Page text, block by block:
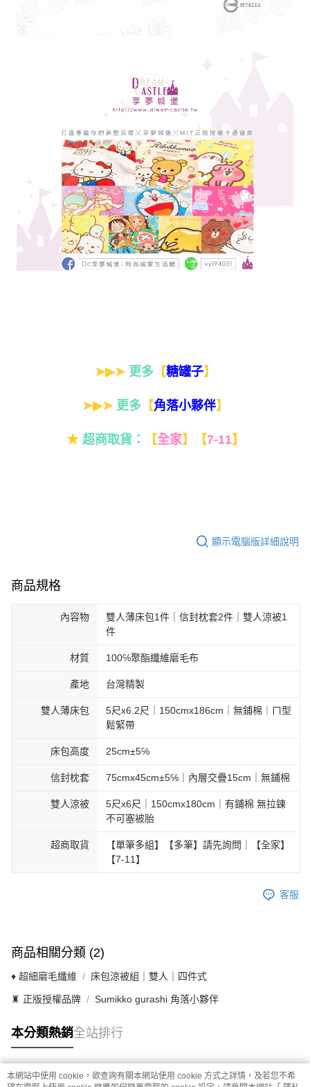
➤▶➤ 更多【糖罐子】
➤▶➤ 更多【角落小夥伴】
★ 超商取貨： 【全家】 【7-11】
顯示電腦版詳細說明
商品規格
內容物
雙人薄床包1件｜信封枕套2件｜雙人涼被1
件
材質 100℅聚酯纖維磨毛布
產地 台灣精製
雙人薄床包
5尺x6.2尺｜150cmx186cm｜無鋪棉｜ㄇ型
鬆緊帶
床包高度 25cm±5℅
信封枕套 75cmx45cm±5℅｜內層交疊15cm｜無鋪棉
雙人涼被
5尺x6尺｜150cmx180cm｜有鋪棉 無拉鍊
不可塞被胎
超商取貨
【單筆多組】【多筆】請先詢問｜【全家】
【7-11】
客服
商品相關分類 (2)
♦ 超細磨毛纖維 床包涼被組｜雙人｜四件式
♜ 正版授權品牌 Sumikko gurashi 角落小夥伴
本分類熱銷全站排行
本網站中使用 cookie，欲查詢有關本網站使用 cookie 方式之詳情，及若您不希